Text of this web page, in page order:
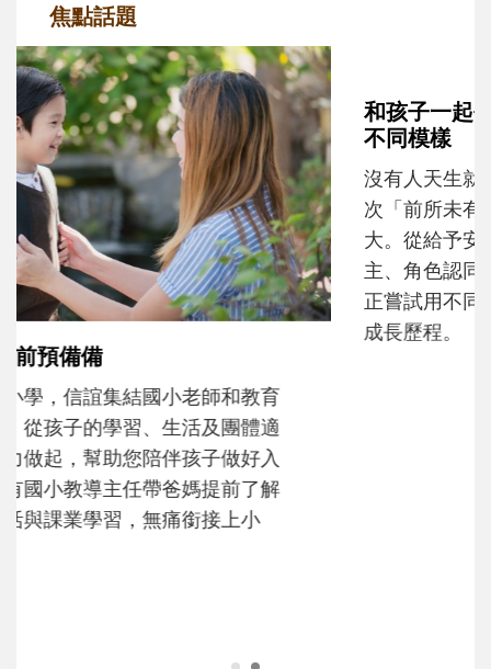
焦點話題
和孩子一起長大的那個男人│讀懂父親的
不同模樣
沒有人天生就擅長當爸爸！男人總是在一次
次「前所未有」的體驗中，跟著孩子一起長
大。從給予安全感的肢體遊戲，到獨立自
主、角色認同及解決問題的能力養成。爸爸
正嘗試用不同的模樣，參與孩子每個重要的